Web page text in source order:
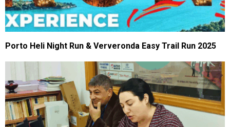
Porto Heli Night Run & Ververonda Easy Trail Run 2025